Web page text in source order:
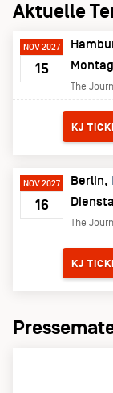
Aktuelle
NOV 2027
15
The
KJ
NOV 2027
16
Berlin
The
KJ